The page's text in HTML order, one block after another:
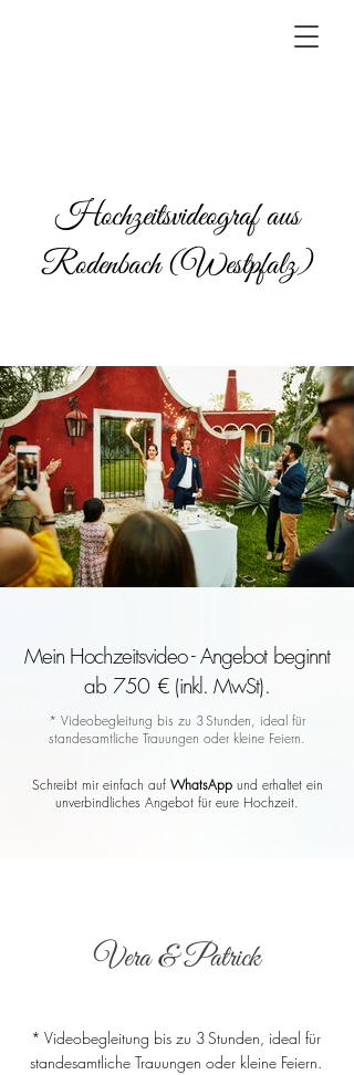
Hochzeitsvideograf aus
Rodenbach (Westpfalz)
Mein Hochzeitsvideo - Angebot beginnt
ab 750 € (inkl. MwSt).
* Videobegleitung bis zu 3 Stunden, ideal für
standesamtliche Trauungen oder kleine Feiern.
Schreibt mir einfach auf WhatsAppund erhaltet ein
unverbindliches Angebot für eure Hochzeit.
Vera & Patrick
* Videobegleitung bis zu 3 Stunden, ideal für
standesamtliche Trauungen oder kleine Feiern.